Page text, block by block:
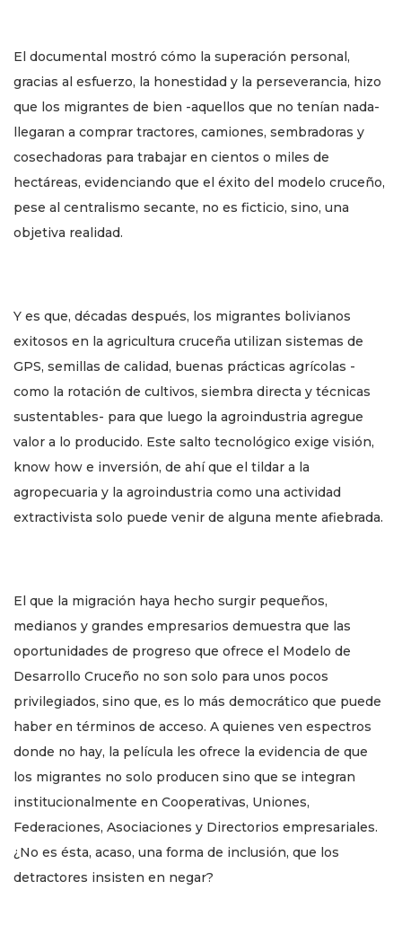
El documental mostró cómo la superación personal,
gracias al esfuerzo, la honestidad y la perseverancia, hizo
que los migrantes de bien -aquellos que no tenían nada-
llegaran a comprar tractores, camiones, sembradoras y
cosechadoras para trabajar en cientos o miles de
hectáreas, evidenciando que el éxito del modelo cruceño,
pese al centralismo secante, no es ficticio, sino, una
objetiva realidad.
Y es que, décadas después, los migrantes bolivianos
exitosos en la agricultura cruceña utilizan sistemas de
GPS, semillas de calidad, buenas prácticas agrícolas -
como la rotación de cultivos, siembra directa y técnicas
sustentables- para que luego la agroindustria agregue
valor a lo producido. Este salto tecnológico exige visión,
know how e inversión, de ahí que el tildar a la
agropecuaria y la agroindustria como una actividad
extractivista solo puede venir de alguna mente afiebrada.
El que la migración haya hecho surgir pequeños,
medianos y grandes empresarios demuestra que las
oportunidades de progreso que ofrece el Modelo de
Desarrollo Cruceño no son solo para unos pocos
privilegiados, sino que, es lo más democrático que puede
haber en términos de acceso. A quienes ven espectros
donde no hay, la película les ofrece la evidencia de que
los migrantes no solo producen sino que se integran
institucionalmente en Cooperativas, Uniones,
Federaciones, Asociaciones y Directorios empresariales.
¿No es ésta, acaso, una forma de inclusión, que los
detractores insisten en negar?